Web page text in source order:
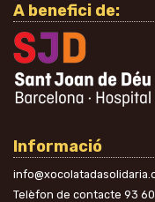
A benefici de:
Informació
Telèfon de contacte 93